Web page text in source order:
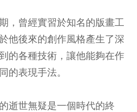
，曾經實習於知名的版畫工
他後來的創作風格產生了深
的各種技術，讓他能夠在作
的表現手法。
逝世無疑是一個時代的終